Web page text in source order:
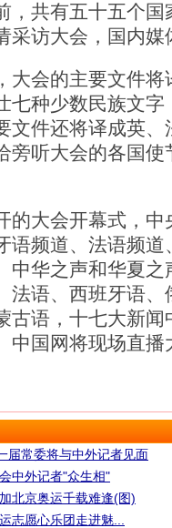
共有五十五个国
采访大会，国内
会的主要文件将
七种少数民族文
文件还将译成英
旁听大会的各国
大会开幕式，中
语频道、法语频
中华之声和华夏
法语、西班牙语
古语，十七大新
中国网将现场直
届常委将与中外记者见面
中外记者"众生相"
北京奥运千载难逢(图)
志愿心乐团走进魅...